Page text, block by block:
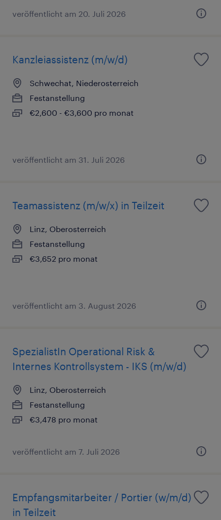
veröffentlicht am 20. Juli 2026
Kanzleiassistenz (m/w/d)
Schwechat, Niederosterreich
Festanstellung
€2,600 - €3,600 pro monat
veröffentlicht am 31. Juli 2026
Teamassistenz (m/w/x) in Teilzeit
Linz, Oberosterreich
Festanstellung
€3,652 pro monat
veröffentlicht am 3. August 2026
SpezialistIn Operational Risk &
Internes Kontrollsystem - IKS (m/w/d)
Linz, Oberosterreich
Festanstellung
€3,478 pro monat
veröffentlicht am 7. Juli 2026
Empfangsmitarbeiter / Portier (w/m/d)
in Teilzeit